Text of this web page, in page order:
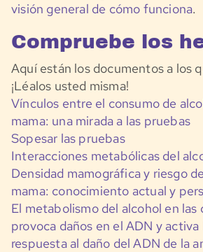
visión general de cómo funciona.
Compruebe los
Aquí están los documentos a los
¡Léalos usted misma!
Vínculos entre el consumo de
mama: una mirada a las pruebas
Sopesar las pruebas
Interacciones metabólicas del
Densidad mamográfica y riesgo
mama: conocimiento actual y
El metabolismo del alcohol en las
provoca daños en el ADN y activa
respuesta al daño del ADN de la